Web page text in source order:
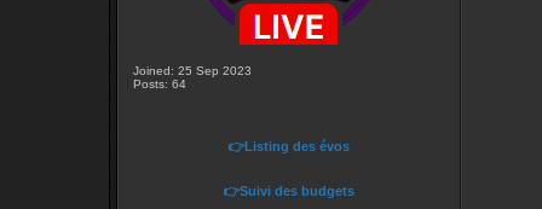
Joined: 25 Sep 2023
Posts: 64
👉Listing des évos
👉Suivi des budgets